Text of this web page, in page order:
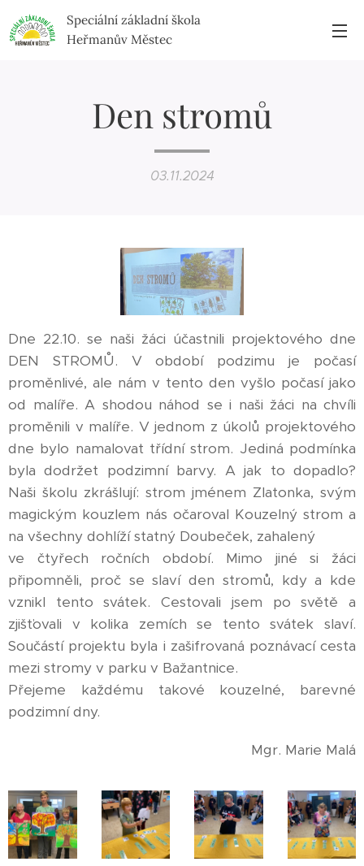
Speciální základní škola
Heřmanův Městec
Den stromů
03.11.2024
Dne 22.10. se naši žáci účastnili projektového dne
DEN STROMŮ. V období podzimu je počasí
proměnlivé, ale nám v tento den vyšlo počasí jako
od malíře. A shodou náhod se i naši žáci na chvíli
proměnili v malíře. V jednom z úkolů projektového
dne bylo namalovat třídní strom. Jediná podmínka
byla dodržet podzimní barvy. A jak to dopadlo?
Naši školu zkrášlují: strom jménem Zlatonka, svým
magickým kouzlem nás očaroval Kouzelný strom a
na všechny dohlíží statný Doubeček, zahalený
ve čtyřech ročních období. Mimo jiné si žáci
připomněli, proč se slaví den stromů, kdy a kde
vznikl tento svátek. Cestovali jsem po světě a
zjišťovali v kolika zemích se tento svátek slaví.
Součástí projektu byla i zašifrovaná poznávací cesta
mezi stromy v parku v Bažantnice.
Přejeme každému takové kouzelné, barevné
podzimní dny.
Mgr. Marie Malá